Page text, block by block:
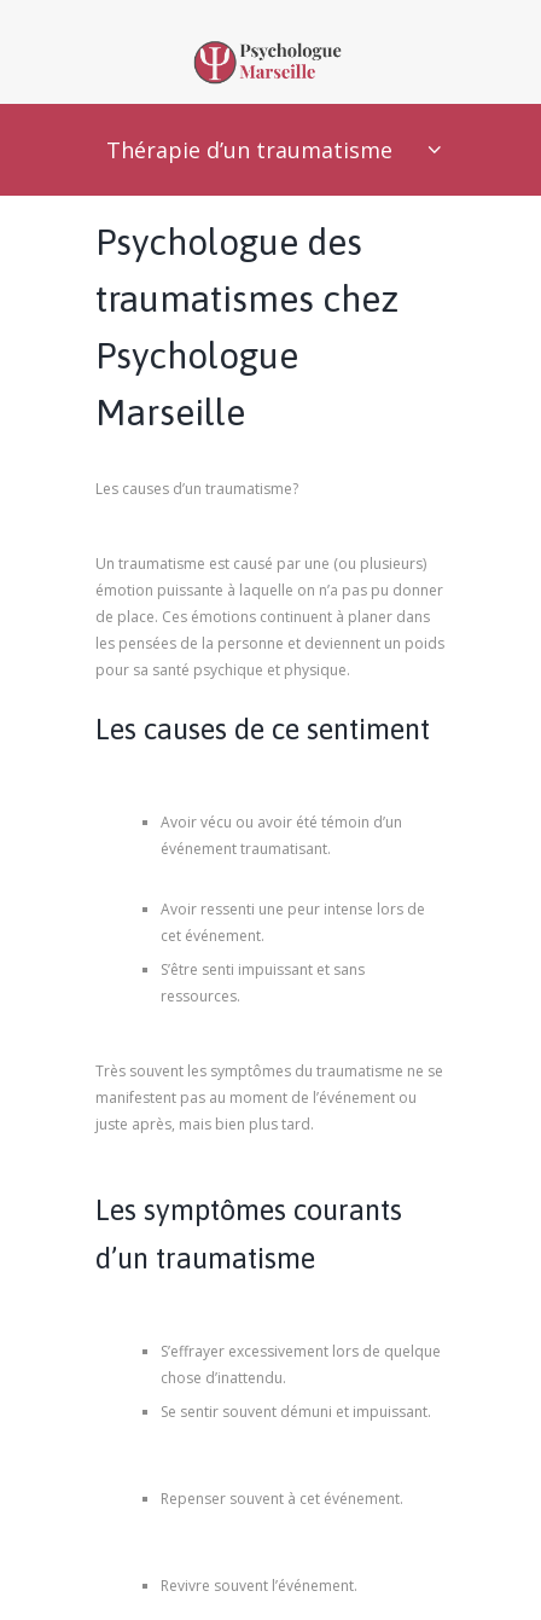
Thérapie d’un traumatisme
Psychologue des
traumatismes chez
Psychologue
Marseille
Les causes d’un traumatisme?
Un traumatisme est causé par une (ou plusieurs)
émotion puissante à laquelle on n’a pas pu donner
de place. Ces émotions continuent à planer dans
les pensées de la personne et deviennent un poids
pour sa santé psychique et physique.
Les causes de ce sentiment
Avoir vécu ou avoir été témoin d’un
événement traumatisant.
Avoir ressenti une peur intense lors de
cet événement.
S’être senti impuissant et sans
ressources.
Très souvent les symptômes du traumatisme ne se
manifestent pas au moment de l’événement ou
juste après, mais bien plus tard.
Les symptômes courants
d’un traumatisme
S’effrayer excessivement lors de quelque
chose d’inattendu.
Se sentir souvent démuni et impuissant.
Repenser souvent à cet événement.
Revivre souvent l’événement.